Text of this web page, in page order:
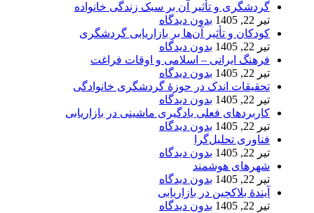
گردشگری و تأثیر آن بر سبک زندگی خانواده
تیر 22, 1405
بدون دیدگاه
کودکان و تأثیر آن‌ها بر بازاریابی گردشگری
تیر 22, 1405
بدون دیدگاه
فرهنگ ایرانی – اسلامی و اوقات فراغت
تیر 22, 1405
بدون دیدگاه
تحقیقات اندک در حوزۀ گردشگری خانوادگی
تیر 22, 1405
بدون دیدگاه
کاربردهای فعلی یادگیری ماشینی در بازاریابی
تیر 22, 1405
بدون دیدگاه
فناوری تحلیل‌گرا
تیر 22, 1405
بدون دیدگاه
شهرهای هوشمند
تیر 22, 1405
بدون دیدگاه
آیندۀ بلاکچین در بازاریابی
تیر 22, 1405
بدون دیدگاه